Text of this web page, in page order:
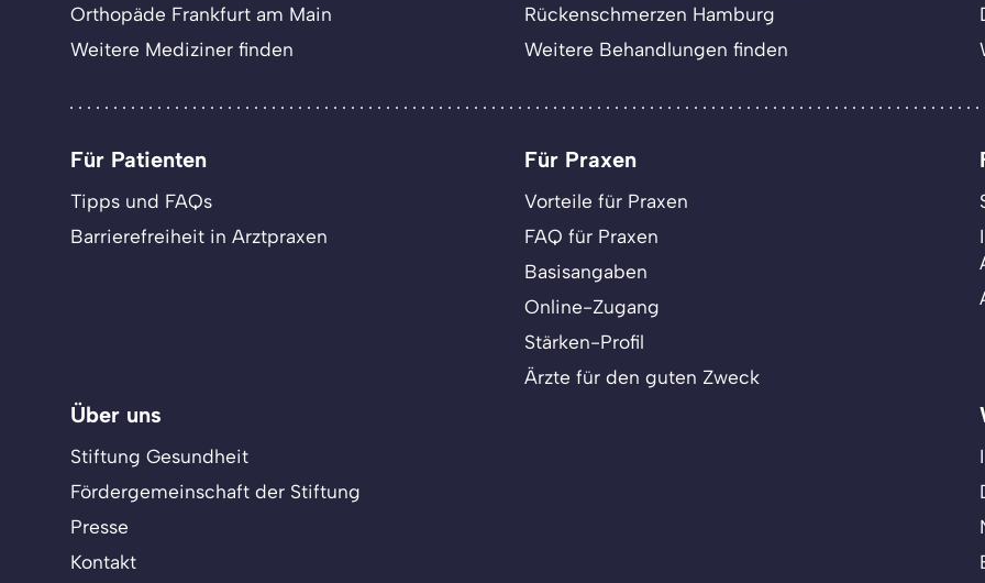
Orthopäde Frankfurt am Main
Weitere Mediziner finden
Rückenschmerzen Hamburg
Weitere Behandlungen finden
Für Patienten
Tipps und FAQs
Barrierefreiheit in Arztpraxen
Für Praxen
Vorteile für Praxen
FAQ für Praxen
Basisangaben
Online-Zugang
Stärken-Profil
Ärzte für den guten Zweck
Über uns
Stiftung Gesundheit
Fördergemeinschaft der Stiftung
Presse
Kontakt